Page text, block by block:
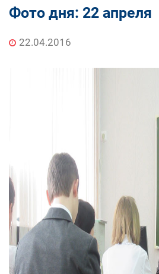
Фото дня: 22 апреля
22.04.2016